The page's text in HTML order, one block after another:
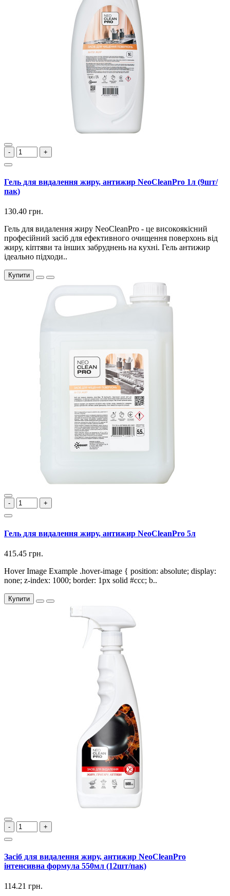
- +
Гель для видалення жиру, антижир NeoCleanPro 1л (9шт/
пак)
130.40 грн.
Гель для видалення жиру NeoCleanPro - це високоякісний
професійний засіб для ефективного очищення поверхонь від
жиру, кіптяви та інших забруднень на кухні. Гель антижир
ідеально підходи..
Купити
- +
Гель для видалення жиру, антижир NeoCleanPro 5л
415.45 грн.
Hover Image Example .hover-image { position: absolute; display:
none; z-index: 1000; border: 1px solid #ccc; b..
Купити
- +
Засіб для видалення жиру, антижир NeoCleanPro
інтенсивна формула 550мл (12шт/пак)
114.21 грн.